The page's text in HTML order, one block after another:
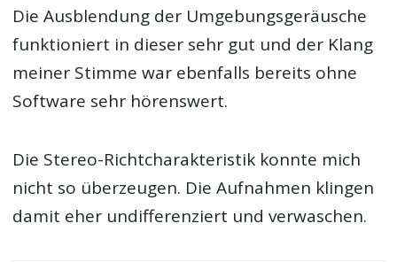
Die Ausblendung der Umgebungsgeräusche
funktioniert in dieser sehr gut und der Klang
meiner Stimme war ebenfalls bereits ohne
Software sehr hörenswert.
Die Stereo-Richtcharakteristik konnte mich
nicht so überzeugen. Die Aufnahmen klingen
damit eher undifferenziert und verwaschen.